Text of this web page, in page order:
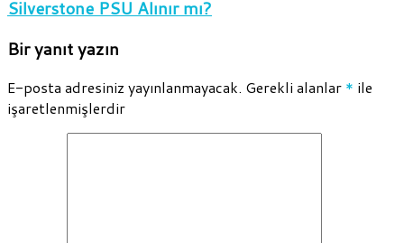
Silverstone PSU Alınır mı?
Bir yanıt yazın
E-posta adresiniz yayınlanmayacak. Gerekli alanlar * ile
işaretlenmişlerdir